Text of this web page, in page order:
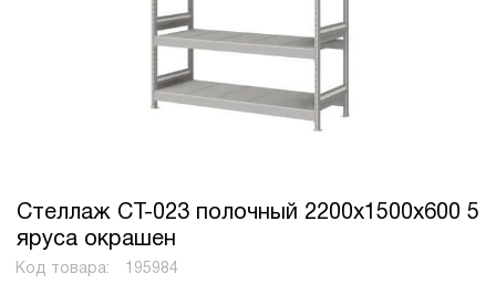
Стеллаж СТ-023 полочный 2200x1500x600 5
яруса окрашен
Код товара: 195984